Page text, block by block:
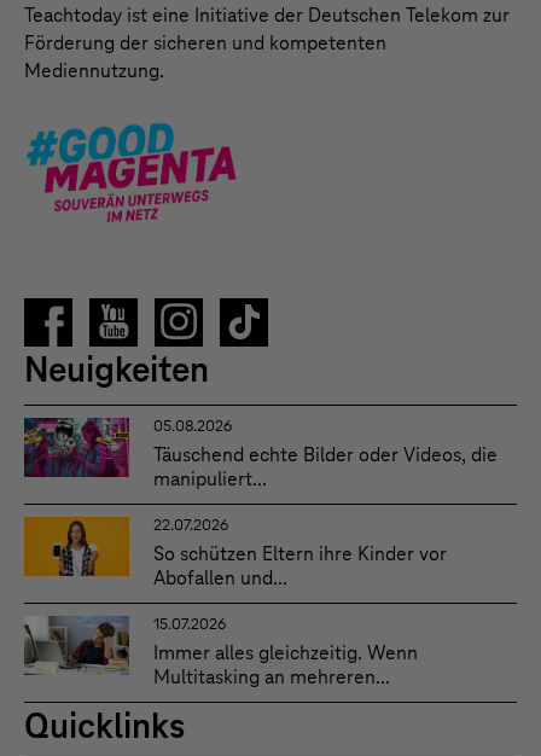
Teachtoday ist eine Initiative der Deutschen Telekom zur
Förderung der sicheren und kompetenten
Mediennutzung.
Neuigkeiten
05.08.2026
Täuschend echte Bilder oder Videos, die
manipuliert...
22.07.2026
So schützen Eltern ihre Kinder vor
Abofallen und...
15.07.2026
Immer alles gleichzeitig. Wenn
Multitasking an mehreren...
Quicklinks